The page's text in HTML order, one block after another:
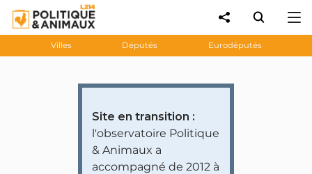
Villes Députés Eurodéputés
Site en transition :
l'observatoire Politique
& Animaux a
accompagné de 2012 à